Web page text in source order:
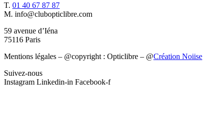
T. 01 40 67 87 87
M. info@clubopticlibre.com
59 avenue d’Iéna
75116 Paris
Mentions légales – @copyright : Opticlibre – @Création Noiise
Suivez-nous
Instagram Linkedin-in Facebook-f